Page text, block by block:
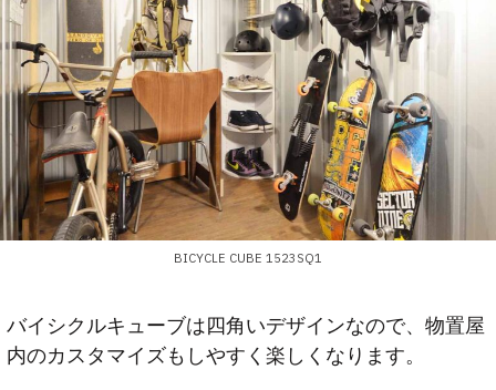
BICYCLE CUBE 1523SQ1
バイシクルキューブは四角いデザインなので、物置屋
内のカスタマイズもしやすく楽しくなります。